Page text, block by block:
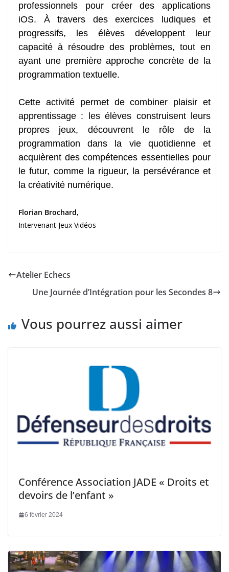
professionnels pour créer des applications
iOS. À travers des exercices ludiques et
progressifs, les élèves développent leur
capacité à résoudre des problèmes, tout en
ayant une première approche concrète de la
programmation textuelle.
Cette activité permet de combiner plaisir et
apprentissage : les élèves construisent leurs
propres jeux, découvrent le rôle de la
programmation dans la vie quotidienne et
acquièrent des compétences essentielles pour
le futur, comme la rigueur, la persévérance et
la créativité numérique.
Florian Brochard,
Intervenant Jeux Vidéos
Atelier Echecs
Une Journée d’Intégration pour les Secondes 8
Vous pourrez aussi aimer
Conférence Association JADE « Droits et
devoirs de l’enfant »
6 février 2024